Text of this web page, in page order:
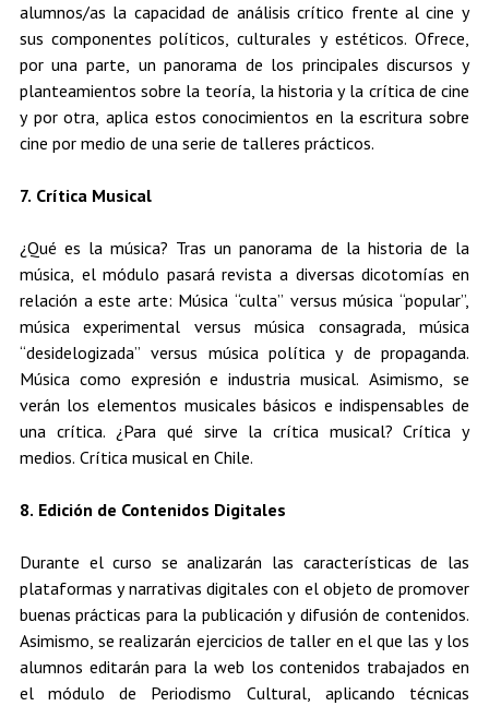
alumnos/as la capacidad de análisis crítico frente al cine y
sus componentes políticos, culturales y estéticos. Ofrece,
por una parte, un panorama de los principales discursos y
planteamientos sobre la teoría, la historia y la crítica de cine
y por otra, aplica estos conocimientos en la escritura sobre
cine por medio de una serie de talleres prácticos.
7. Crítica Musical
¿Qué es la música? Tras un panorama de la historia de la
música, el módulo pasará revista a diversas dicotomías en
relación a este arte: Música “culta” versus música “popular”,
música experimental versus música consagrada, música
“desidelogizada” versus música política y de propaganda.
Música como expresión e industria musical. Asimismo, se
verán los elementos musicales básicos e indispensables de
una crítica. ¿Para qué sirve la crítica musical? Crítica y
medios. Crítica musical en Chile.
8. Edición de Contenidos Digitales
Durante el curso se analizarán las características de las
plataformas y narrativas digitales con el objeto de promover
buenas prácticas para la publicación y difusión de contenidos.
Asimismo, se realizarán ejercicios de taller en el que las y los
alumnos editarán para la web los contenidos trabajados en
el módulo de Periodismo Cultural, aplicando técnicas